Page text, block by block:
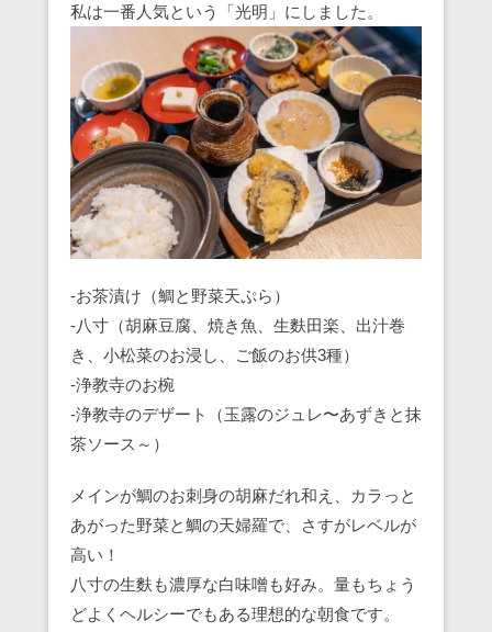
私は一番人気という「光明」にしました。
-お茶漬け（鯛と野菜天ぷら）
-八寸（胡麻豆腐、焼き魚、生麩田楽、出汁巻
き、小松菜のお浸し、ご飯のお供3種）
-浄教寺のお椀
-浄教寺のデザート（玉露のジュレ〜あずきと抹
茶ソース～）
メインが鯛のお刺身の胡麻だれ和え、カラっと
あがった野菜と鯛の天婦羅で、さすがレベルが
高い！
八寸の生麩も濃厚な白味噌も好み。量もちょう
どよくヘルシーでもある理想的な朝食です。